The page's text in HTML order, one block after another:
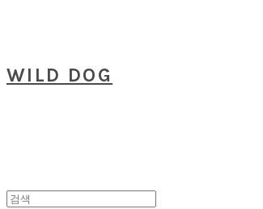
WILD DOG